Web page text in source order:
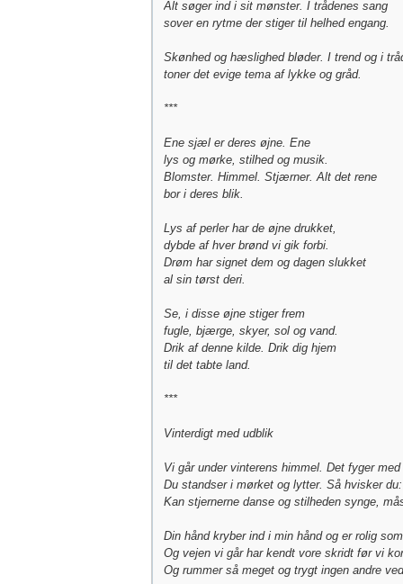
Alt søger ind i sit mønster. I trådenes sang
sover en rytme der stiger til helhed engang.
Skønhed og hæslighed bløder. I trend og i
toner det evige tema af lykke og gråd.
***
Ene sjæl er deres øjne. Ene
lys og mørke, stilhed og musik.
Blomster. Himmel. Stjærner. Alt det rene
bor i deres blik.
Lys af perler har de øjne drukket,
dybde af hver brønd vi gik forbi.
Drøm har signet dem og dagen slukket
al sin tørst deri.
Se, i disse øjne stiger frem
fugle, bjærge, skyer, sol og vand.
Drik af denne kilde. Drik dig hjem
til det tabte land.
***
Vinterdigt med udblik
Vi går under vinterens himmel. Det fyger
Du standser i mørket og lytter. Så hvisker
Kan stjernerne danse og stilheden synge,
Din hånd kryber ind i min hånd og er rolig
Og vejen vi går har kendt vore skridt før vi
Og rummer så meget og trygt ingen andre